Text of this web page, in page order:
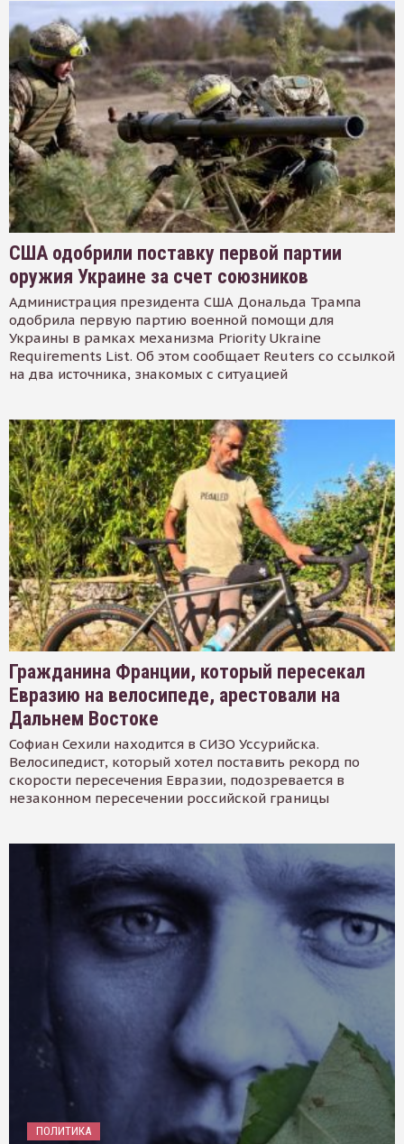
США одобрили поставку первой партии
оружия Украине за счет союзников
Администрация президента США Дональда Трампа
одобрила первую партию военной помощи для
Украины в рамках механизма Priority Ukraine
Requirements List. Об этом сообщает Reuters со ссылкой
на два источника, знакомых с ситуацией
Гражданина Франции, который пересекал
Евразию на велосипеде, арестовали на
Дальнем Востоке
Софиан Сехили находится в СИЗО Уссурийска.
Велосипедист, который хотел поставить рекорд по
скорости пересечения Евразии, подозревается в
незаконном пересечении российской границы
ПОЛИТИКА